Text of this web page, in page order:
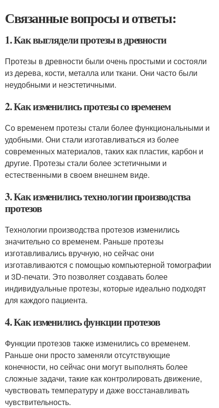
Связанные вопросы и ответы:
1. Как выглядели протезы в древности
Протезы в древности были очень простыми и состояли
из дерева, кости, металла или ткани. Они часто были
неудобными и неэстетичными.
2. Как изменились протезы со временем
Со временем протезы стали более функциональными и
удобными. Они стали изготавливаться из более
современных материалов, таких как пластик, карбон и
другие. Протезы стали более эстетичными и
естественными в своем внешнем виде.
3. Как изменились технологии производства
протезов
Технологии производства протезов изменились
значительно со временем. Раньше протезы
изготавливались вручную, но сейчас они
изготавливаются с помощью компьютерной томографии
и 3D-печати. Это позволяет создавать более
индивидуальные протезы, которые идеально подходят
для каждого пациента.
4. Как изменились функции протезов
Функции протезов также изменились со временем.
Раньше они просто заменяли отсутствующие
конечности, но сейчас они могут выполнять более
сложные задачи, такие как контролировать движение,
чувствовать температуру и даже восстанавливать
чувствительность.